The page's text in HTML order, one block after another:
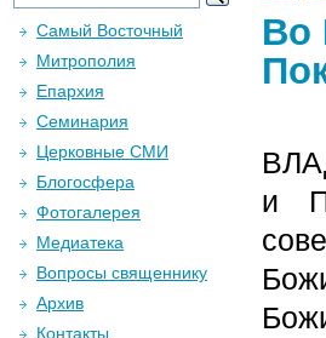
Во
и
Самый Восточный
Митрополия
Епархия
Семинария
Церковные СМИ
Блогосфера
Фотогалерея
Медиатека
Вопросы священнику
Архив
Контакты